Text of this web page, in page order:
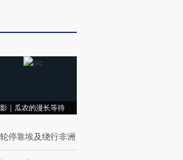
｜瓜农的漫长等待
停靠埃及绕行非洲